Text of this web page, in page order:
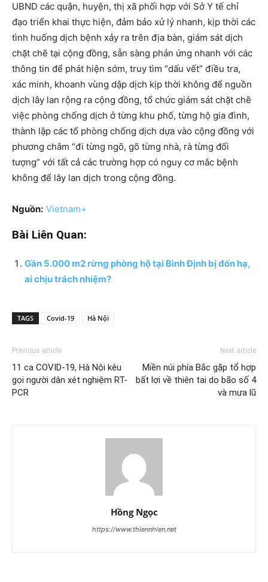
UBND các quận, huyện, thị xã phối hợp với Sở Y tế chỉ
đạo triển khai thực hiện, đảm bảo xử lý nhanh, kịp thời các
tình huống dịch bệnh xảy ra trên địa bàn, giám sát dịch
chặt chẽ tại cộng đồng, sẵn sàng phản ứng nhanh với các
thông tin để phát hiện sớm, truy tìm “dấu vết” điều tra,
xác minh, khoanh vùng dập dịch kịp thời không để nguồn
dịch lây lan rộng ra cộng đồng, tổ chức giám sát chặt chẽ
việc phòng chống dịch ở từng khu phố, từng hộ gia đình,
thành lập các tổ phòng chống dịch dựa vào cộng đồng với
phương châm “đi từng ngõ, gõ từng nhà, rà từng đối
tượng” với tất cả các trường hợp có nguy cơ mắc bệnh
không để lây lan dịch trong cộng đồng.
Nguồn: Vietnam+
Bài Liên Quan:
Gần 5.000 m2 rừng phòng hộ tại Bình Định bị đốn hạ,
ai chịu trách nhiệm?
TAGS Covid-19 Hà Nội
Previous article
11 ca COVID-19, Hà Nội kêu
gọi người dân xét nghiệm RT-
PCR
Next article
Miền núi phía Bắc gặp tổ hợp
bất lợi về thiên tai do bão số 4
và mưa lũ
Hồng Ngọc
https://www.thiennhien.net